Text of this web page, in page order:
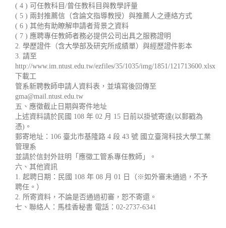
( 4 ) 可任教科目/曾任教科目與教學評量
( 5 ) 兩封推薦信（含論文指導教授）與推薦人之連絡方式
( 6 ) 其他有助瞭解申請者背景之資料
( 7 ) 應聘專任教師者務必提供公司出具之服務證明
2. 學歷證件（含大學部及研究所成績單）與經歷證件影本
3. 請至
http://www.im.ntust.edu.tw/ezfiles/35/1035/img/1851/121713600.xlsx
下載工
管系新聘教師申請人資料表，並填寫後回傳至
gma@mail.ntust.edu.tw
五、應徵截止日期與寄件地址
上述資料請於民國 108 年 02 月 15 日前以掛號寄達(以郵戳為
憑)。
郵寄地址：106 臺北市基隆路 4 段 43 號 國立臺灣科技大學工業
管理系
並請於信封外註明「應徵工管系專任教師」。
六、其他資訊
1. 起聘日期：民國 108 年 08 月 01 日（※如外審未通過，不予
聘任。）
2. 所寄資料，不論是否通過初審，恕不寄還。
七、聯絡人：馬桂香秘書 電話：02-2737-6341